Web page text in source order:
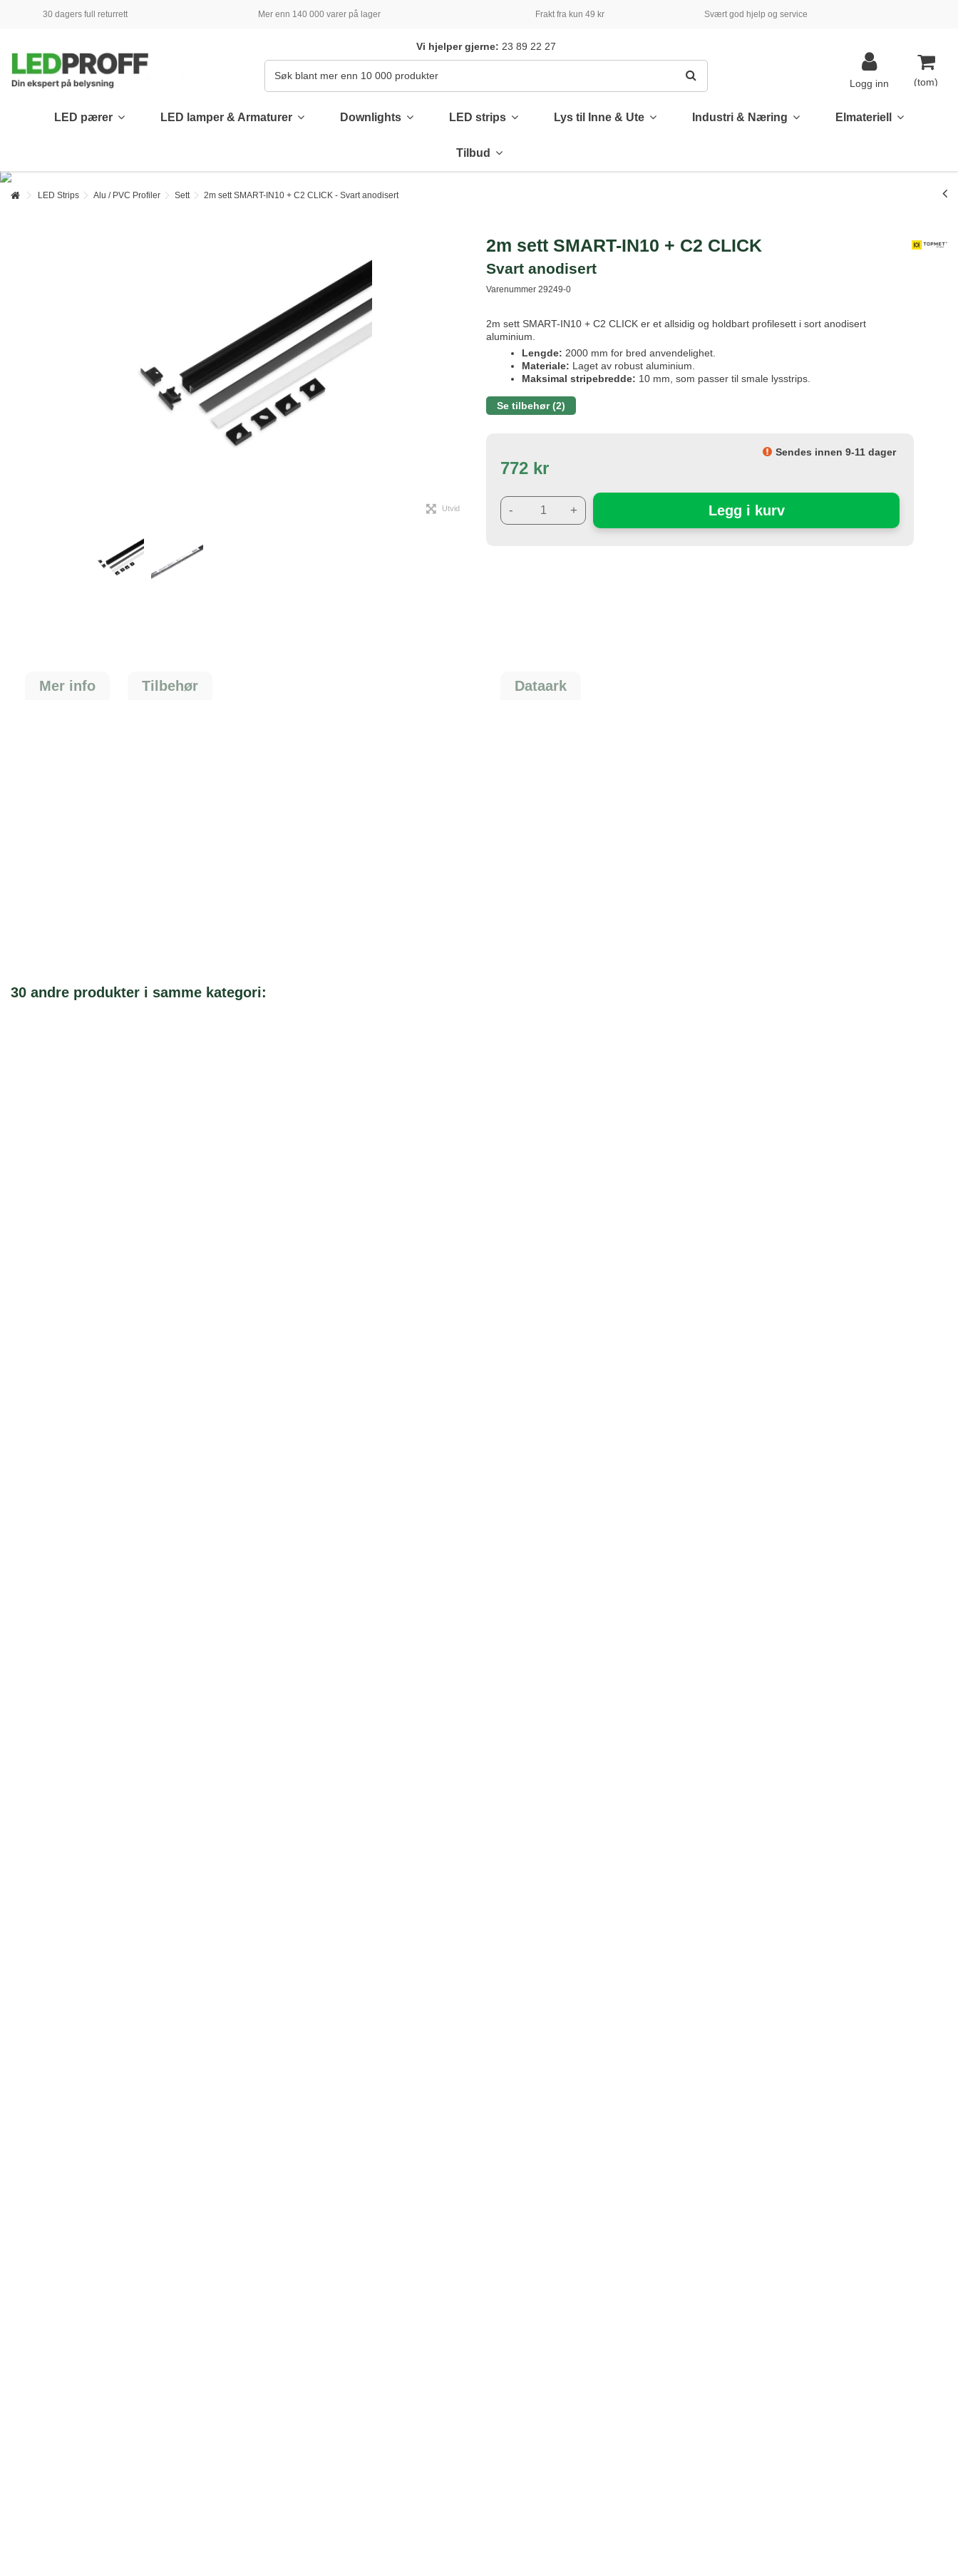
30 dagers full returrett Mer enn 140 000 varer på lager Frakt fra kun 49 kr Svært god hjelp og service
Vi hjelper gjerne: 23 89 22 27
(tom)
Logg inn
LED pærer LED lamper & Armaturer Downlights LED strips Lys til Inne & Ute Industri & Næring Elmateriell
Tilbud
LED Strips Alu / PVC Profiler Sett 2m sett SMART-IN10 + C2 CLICK - Svart anodisert
Utvid
2m sett SMART-IN10 + C2 CLICK
Svart anodisert
Varenummer 29249-0
2m sett SMART-IN10 + C2 CLICK er et allsidig og holdbart profilesett i sort anodisert
aluminium.
Lengde: 2000 mm for bred anvendelighet.
Materiale: Laget av robust aluminium.
Maksimal stripebredde: 10 mm, som passer til smale lysstrips.
Se tilbehør (2)
Sendes innen 9-11 dager
772 kr
- + Legg i kurv
Mer info Tilbehør Dataark
30 andre produkter i samme kategori: